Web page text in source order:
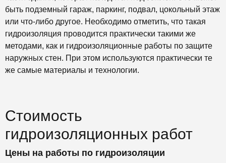
быть подземный гараж, паркинг, подвал, цокольный этаж
или что-либо другое. Необходимо отметить, что такая
гидроизоляция проводится практически такими же
методами, как и гидроизоляционные работы по защите
наружных стен. При этом используются практически те
же самые материалы и технологии.
Стоимость
гидроизоляционных работ
Цены на работы по гидроизоляции